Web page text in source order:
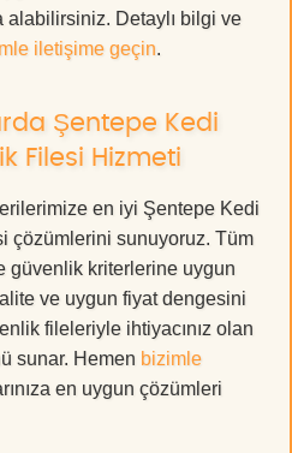
alabilirsiniz. Detaylı bilgi ve
iletişime geçin.
Şentepe Kedi
Filesi Hizmeti
en iyi Şentepe Kedi
çözümlerini sunuyoruz. Tüm
güvenlik kriterlerine uygun
ve uygun fiyat dengesini
fileleriyle ihtiyacınız olan
sunar. Hemen bizimle
en uygun çözümleri